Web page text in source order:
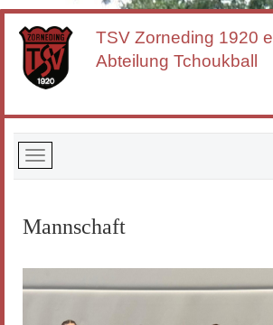
TSV Zorneding 1920
Abteilung Tchoukball
Mannschaft